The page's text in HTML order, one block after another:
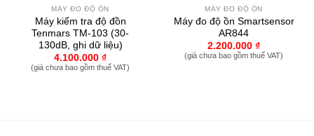
MÁY ĐO ĐỘ ỒN
Máy kiểm tra độ đồn
Tenmars TM-103 (30-
130dB, ghi dữ liệu)
4.100.000 ₫
(giá chưa bao gồm thuế VAT)
MÁY ĐO ĐỘ ỒN
Máy đo độ ồn Smartsensor
AR844
2.200.000 ₫
(giá chưa bao gồm thuế VAT)